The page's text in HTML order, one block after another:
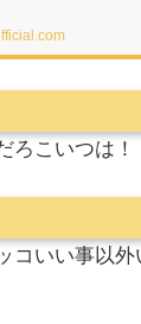
ろこいつは！
コいい事以